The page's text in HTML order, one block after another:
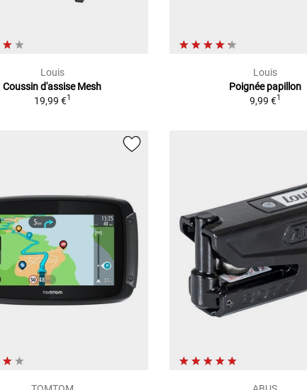
Louis
Coussin d'assise Mesh
19,99 €1
Louis
Poignée papillon
9,99 €1